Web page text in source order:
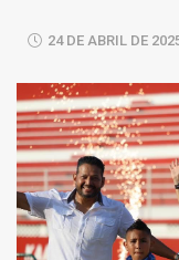
24 DE ABRIL DE